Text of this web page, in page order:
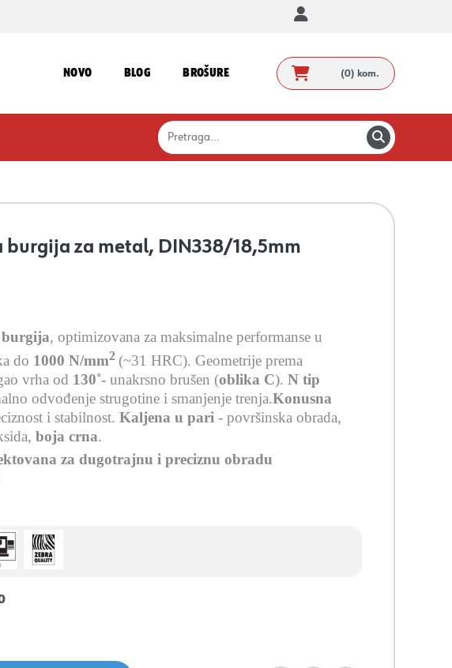
NOVO BLOG BROŠURE (0) kom.
burgija za metal, DIN338/18,5mm
, optimizovana za maksimalne performanse u
do 1000 N/mm2 (~31 HRC).Geometrije prema
vrha od 130˚- unakrsno brušen (oblika C).N tip
odvođenje strugotine i smanjenje trenja.Konusna
i stabilnost.Kaljena u pari - površinska obrada,
boja crna.
za dugotrajnu i preciznu obradu